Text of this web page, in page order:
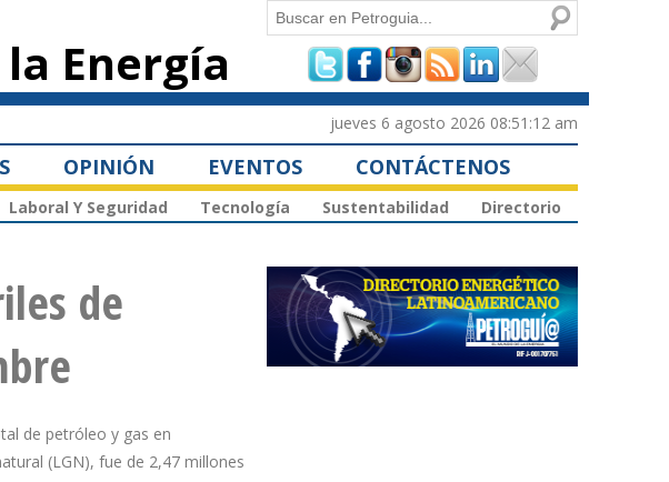
Energía
Formulario de
búsqueda
Buscar
jueves 6 agosto 2026 08:51:12 am
OPINIÓN EVENTOS CONTÁCTENOS
Laboral Y Seguridad Tecnología Sustentabilidad Directorio
de
de petróleo y gas en
(LGN), fue de 2,47 millones